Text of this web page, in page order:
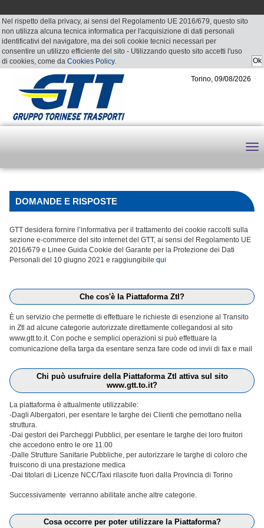
Nel rispetto della privacy, ai sensi del Regolamento UE 2016/679, questo sito
non utilizza alcuna tecnica informatica per l'acquisizione di dati personali
identificativi del navigatore, ma dei soli cookie tecnici necessari per
consentire un utilizzo efficiente del sito - Utilizzando questo sito accetti l'uso
di cookies, come da Cookies Policy.
Torino, 09/08/2026
DOMANDE E RISPOSTE
GTT desidera fornire l’informativa per il trattamento dei cookie raccolti sulla
sezione e-commerce del sito internet del GTT, ai sensi del Regolamento UE
2016/679 e Linee Guida Cookie del Garante per la Protezione dei Dati
Personali del 10 giugno 2021 e raggiungibile qui
Che cos'è la Piattaforma Ztl?
È un servizio che permette di effettuare le richieste di esenzione al Transito
in Ztl ad alcune categorie autorizzate direttamente collegandosi al sito
www.gtt.to.it. Con poche e semplici operazioni si può effettuare la
comunicazione della targa da esentare senza fare code od invii di fax e mail
Chi può usufruire della Piattaforma Ztl attiva sul sito
www.gtt.to.it?
La piattaforma è attualmente utilizzabile:
-Dagli Albergatori, per esentare le targhe dei Clienti che pernottano nella
struttura.
-Dai gestori dei Parcheggi Pubblici, per esentare le targhe dei loro fruitori
che accedono entro le ore 11.00
-Dalle Strutture Sanitarie Pubbliche, per autorizzare le targhe di coloro che
fruiscono di una prestazione medica
-Dai titolari di Licenze NCC/Taxi rilascite fuori dalla Provincia di Torino
Successivamente verranno abilitate anche altre categorie.
Cosa occorre per poter utilizzare la Piattaforma?